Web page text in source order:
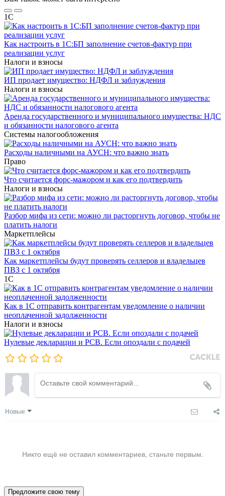
1С
Как настроить в 1С:БП заполнение счетов-фактур при
реализации услуг
Налоги и взносы
ИП продает имущество: НДФЛ и заблуждения
Налоги и взносы
Аренда государственного и муниципального имущества: НДС
и обязанности налогового агента
Системы налогообложения
Расходы наличными на АУСН: что важно знать
Право
Что считается форс-мажором и как его подтвердить
Налоги и взносы
Разбор мифа из сети: можно ли расторгнуть договор, чтобы не
платить налоги
Маркетплейсы
Как маркетплейсы будут проверять селлеров и владельцев
ПВЗ с 1 октября
1С
Как в 1С отправить контрагентам уведомление о наличии
неоплаченной задолженности
Налоги и взносы
Нулевые декларации и РСВ. Если опоздали с подачей
Новые
Никто ещё не оставил комментариев, станьте первым.
Предложите свою тему